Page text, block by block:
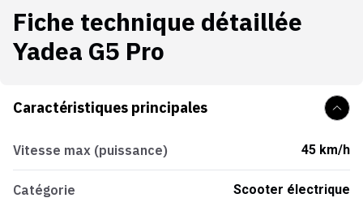
Fiche technique détaillée
Yadea G5 Pro
Caractéristiques principales
Vitesse max (puissance) 45 km/h
Catégorie Scooter électrique